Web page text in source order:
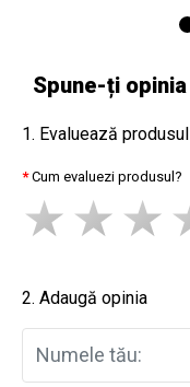
Spune-ți opinia
1. Evaluează produsul
Cum evaluezi produsul?
2. Adaugă opinia